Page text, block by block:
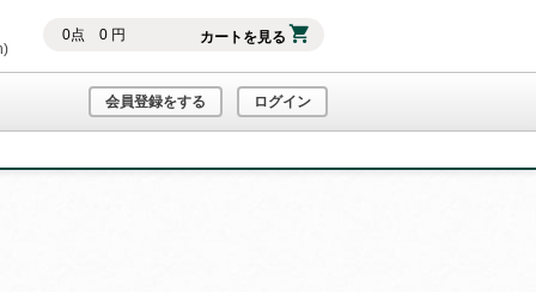
0点 0円 カートを見る
会員登録をする ログイン